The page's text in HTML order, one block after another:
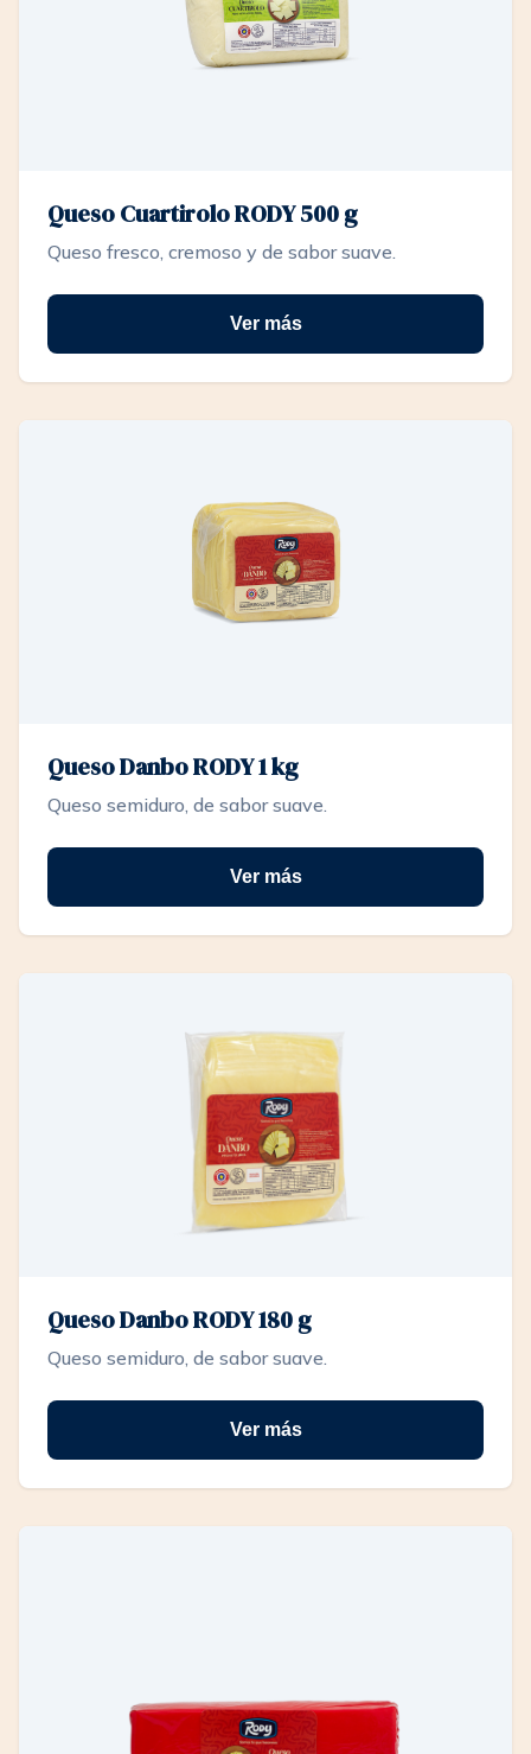
Queso Cuartirolo RODY 500 g
Queso fresco, cremoso y de sabor suave.
Ver más
Queso Danbo RODY 1 kg
Queso semiduro, de sabor suave.
Ver más
Queso Danbo RODY 180 g
Queso semiduro, de sabor suave.
Ver más